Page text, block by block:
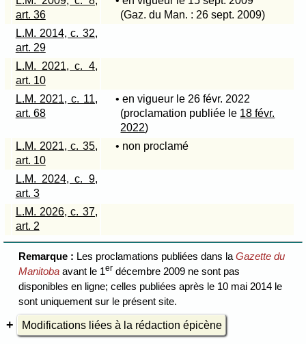
art. 36
(Gaz. du Man. : 26 sept. 2009)
L.M. 2014, c. 32,
art. 29
L.M. 2021, c. 4,
art. 10
L.M. 2021, c. 11,
art. 68
• en vigueur le 26 févr. 2022
(proclamation publiée le 18 févr.
2022)
L.M. 2021, c. 35,
art. 10
• non proclamé
L.M. 2024, c. 9,
art. 3
L.M. 2026, c. 37,
art. 2
Remarque : Les proclamations publiées dans laGazette du
Manitoba avant le 1er décembre 2009 ne sont pas
disponibles en ligne; celles publiées après le 10 mai 2014 le
sont uniquement sur le présent site.
Modifications liées à la rédaction épicène